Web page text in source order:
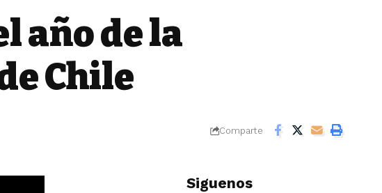
año de la
Chile
Comparte
Siguenos